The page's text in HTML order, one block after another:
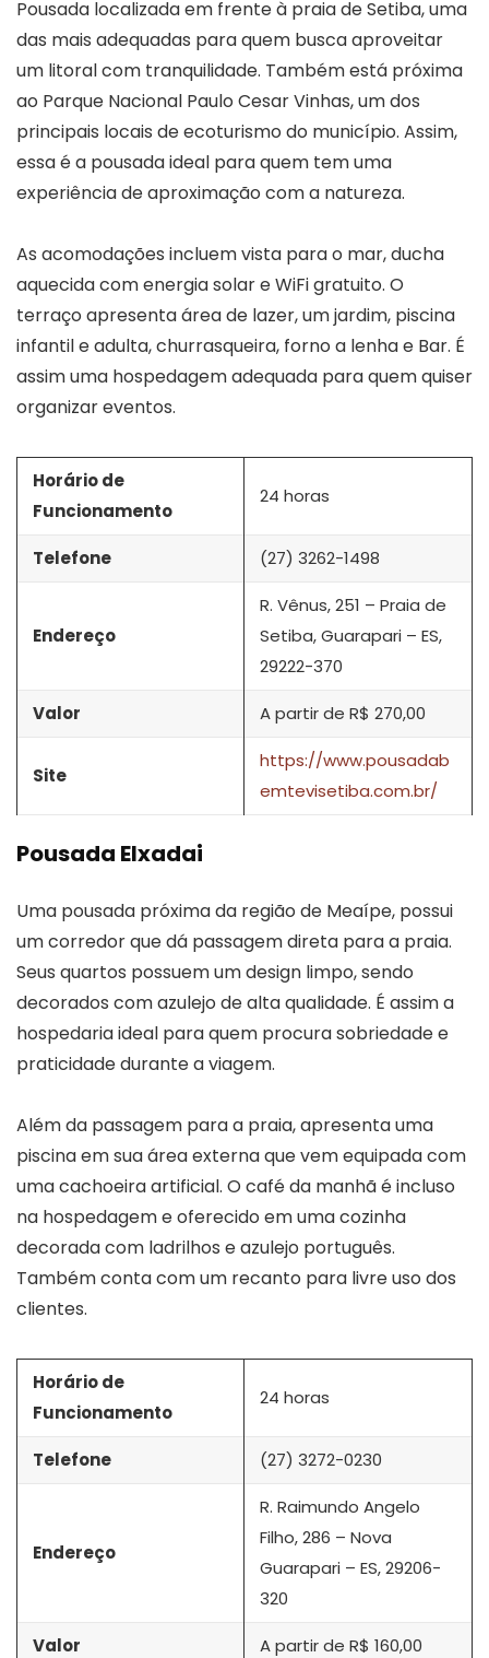
Pousada localizada em frente à praia de Setiba, uma
das mais adequadas para quem busca aproveitar
um litoral com tranquilidade. Também está próxima
ao Parque Nacional Paulo Cesar Vinhas, um dos
principais locais de ecoturismo do município. Assim,
essa é a pousada ideal para quem tem uma
experiência de aproximação com a natureza.
As acomodações incluem vista para o mar, ducha
aquecida com energia solar e WiFi gratuito. O
terraço apresenta área de lazer, um jardim, piscina
infantil e adulta, churrasqueira, forno a lenha e Bar. É
assim uma hospedagem adequada para quem quiser
organizar eventos.
Horário de
Funcionamento
24 horas
Telefone (27) 3262-1498
Endereço
R. Vênus, 251 – Praia de
Setiba, Guarapari – ES,
29222-370
Valor A partir de R$ 270,00
Site
https://www.pousadab
emtevisetiba.com.br/
Pousada Elxadai
Uma pousada próxima da região de Meaípe, possui
um corredor que dá passagem direta para a praia.
Seus quartos possuem um design limpo, sendo
decorados com azulejo de alta qualidade. É assim a
hospedaria ideal para quem procura sobriedade e
praticidade durante a viagem.
Além da passagem para a praia, apresenta uma
piscina em sua área externa que vem equipada com
uma cachoeira artificial. O café da manhã é incluso
na hospedagem e oferecido em uma cozinha
decorada com ladrilhos e azulejo português.
Também conta com um recanto para livre uso dos
clientes.
Horário de
Funcionamento
24 horas
Telefone (27) 3272-0230
Endereço
R. Raimundo Angelo
Filho, 286 – Nova
Guarapari – ES, 29206-
320
Valor A partir de R$ 160,00